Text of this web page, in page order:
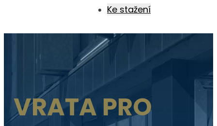
Ke stažení
VRATA PRO